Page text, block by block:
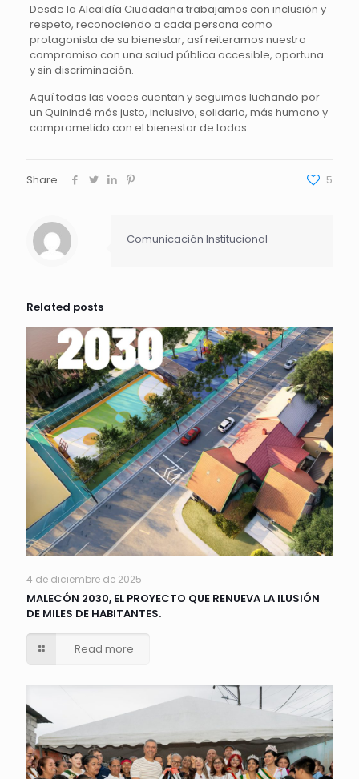
Desde la Alcaldía Ciudadana trabajamos con inclusión y
respeto, reconociendo a cada persona como
protagonista de su bienestar, así reiteramos nuestro
compromiso con una salud pública accesible, oportuna
y sin discriminación.
Aquí todas las voces cuentan y seguimos luchando por
un Quinindé más justo, inclusivo, solidario, más humano y
comprometido con el bienestar de todos.
Share 5
Comunicación Institucional
Related posts
4 de diciembre de 2025
MALECÓN 2030, EL PROYECTO QUE RENUEVA LA ILUSIÓN
DE MILES DE HABITANTES.
Read more